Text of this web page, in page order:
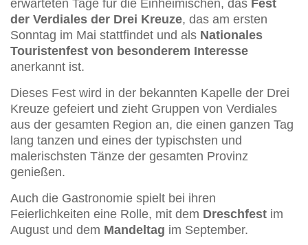
erwarteten Tage für die Einheimischen, das Fest
der Verdiales der Drei Kreuze, das am ersten
Sonntag im Mai stattfindet und als Nationales
Touristenfest von besonderem Interesse
anerkannt ist.
Dieses Fest wird in der bekannten Kapelle der Drei
Kreuze gefeiert und zieht Gruppen von Verdiales
aus der gesamten Region an, die einen ganzen Tag
lang tanzen und eines der typischsten und
malerischsten Tänze der gesamten Provinz
genießen.
Auch die Gastronomie spielt bei ihren
Feierlichkeiten eine Rolle, mit dem Dreschfest im
August und dem Mandeltag im September.